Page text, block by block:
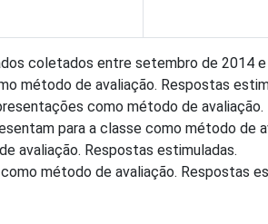
coletados entre setembro de 2014
método de avaliação. Respostas
como método de
para a classe como método de
avaliação. Respostas estimuladas.
método de avaliação. Respostas